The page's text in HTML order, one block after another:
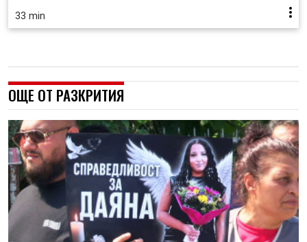
33 min
ОЩЕ ОТ РАЗКРИТИЯ